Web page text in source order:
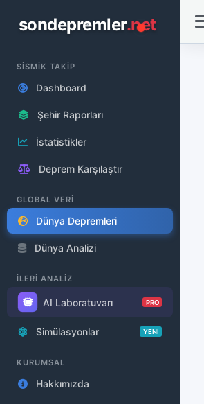
sondepremler.net
SİSMİK TAKİP
Dashboard
Şehir Raporları
İstatistikler
Deprem Karşılaştır
GLOBAL VERİ
Dünya Depremleri
Dünya Analizi
İLERİ ANALİZ
AI Laboratuvarı PRO
Simülasyonlar YENİ
KURUMSAL
Hakkımızda